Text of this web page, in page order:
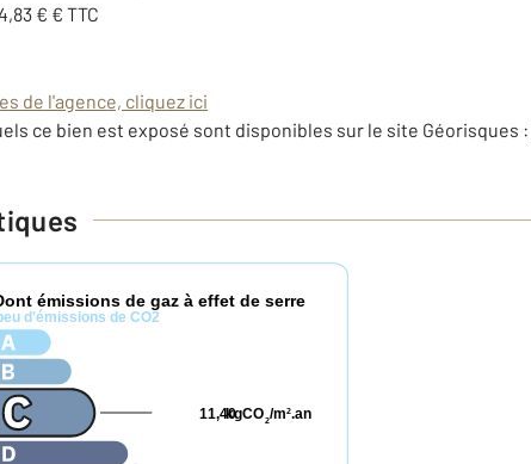
€ € TTC
de l'agence, cliquez ici
ce bien est exposé sont disponibles sur le site Géorisques :
émissions de gaz à effet de serre
d'émissions de CO2
kgCO2/m2.an
11,40